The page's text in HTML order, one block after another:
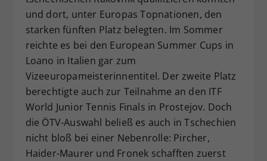
und dort, unter Europas Topnationen, den
starken fünften Platz belegten. Im Sommer
reichte es bei den European Summer Cups in
Loano in Italien gar zum
Vizeeuropameisterinnentitel. Der zweite Platz
berechtigte auch zur Teilnahme an den ITF
World Junior Tennis Finals in Prostejov. Doch
die ÖTV-Auswahl beließ es auch in Tschechien
nicht bloß bei einer Nebenrolle: Pircher,
Haider-Maurer und Fronek schafften zuerst